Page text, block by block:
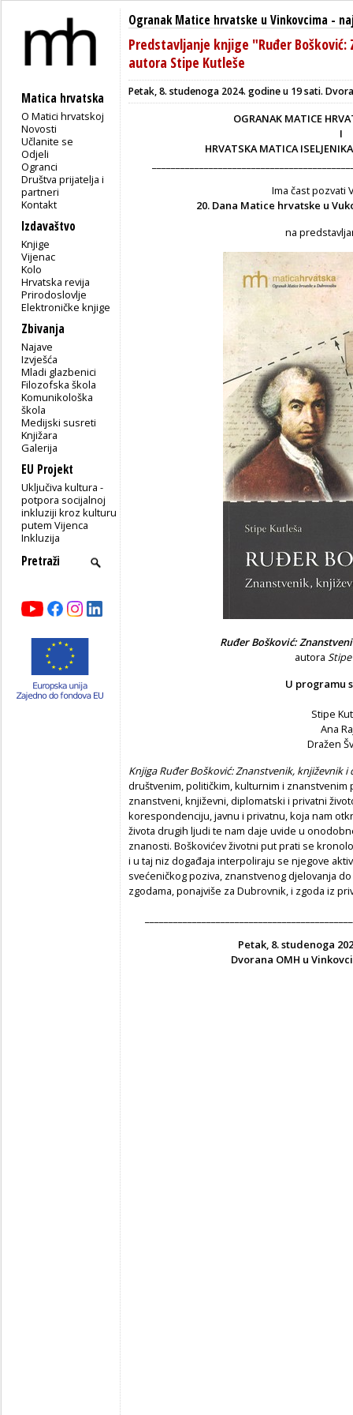
Matica hrvatska
O Matici hrvatskoj
Novosti
Učlanite se
Odjeli
Ogranci
Društva prijatelja i
partneri
Kontakt
Izdavaštvo
Knjige
Vijenac
Kolo
Hrvatska revija
Prirodoslovlje
Elektroničke knjige
Zbivanja
Najave
Izvješća
Mladi glazbenici
Filozofska škola
Komunikološka
škola
Medijski susreti
Knjižara
Galerija
EU Projekt
Uključiva kultura -
potpora socijalnoj
inkluziji kroz kulturu
putem Vijenca
Inkluzija
Ogranak Matice hrvatske u Vinkovcima -
Predstavljanje knjige "Ruđer
autora Stipe Kutleše
Petak, 8. studenoga 2024. godine u 19 sati.
OGRANAK MATICE
I
HRVATSKA MATICA
Ima čast pozvati
20. Dana Matice hrvatske u
na
Ruđer Bošković:
autora
U programu
Stipe
Ana
Dražen
Knjiga Ruđer Bošković: Znanstvenik, književnik
društvenim, političkim, kulturnim i znanstvenim
znanstveni, književni, diplomatski i privatni
korespondenciju, javnu i privatnu, koja nam
života drugih ljudi te nam daje uvide u
znanosti. Boškovićev životni put prati se
i u taj niz događaja interpoliraju se njegove
svećeničkog poziva, znanstvenog djelovanja
zgodama, ponajviše za Dubrovnik, i zgoda iz
Petak, 8. studenoga
Dvorana OMH u